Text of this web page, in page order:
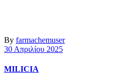
By farmachemuser
30 Απριλίου 2025
MILICIA